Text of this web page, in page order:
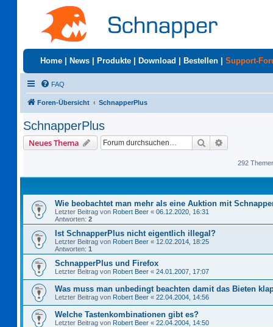
Home News Produkte Download Bestellen Support-
FAQ
Foren-Übersicht SchnapperPlus
SchnapperPlus
Neues Thema Suche
292
Wie beobachtet man mehr als eine Auktion mit
Letzter Beitrag von Robert Beer « 06.12.2020, 16:31
Antworten: 2
Ist SchnapperPlus nicht eigentlich illegal?
Letzter Beitrag von Robert Beer « 12.02.2014, 18:25
Antworten: 1
SchnapperPlus und Firefox
Letzter Beitrag von Robert Beer « 24.01.2007, 17:07
Was muss man unbedingt beachten damit das Bieten
Letzter Beitrag von Robert Beer « 22.04.2004, 14:56
Welche Tastenkombinationen gibt es?
Letzter Beitrag von Robert Beer « 22.04.2004, 14:50